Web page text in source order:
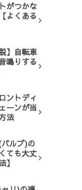
がつかな
よくある
】自転車
鳴りする
ントディ
ーンが当
法
ルブ)の
ても大丈
】